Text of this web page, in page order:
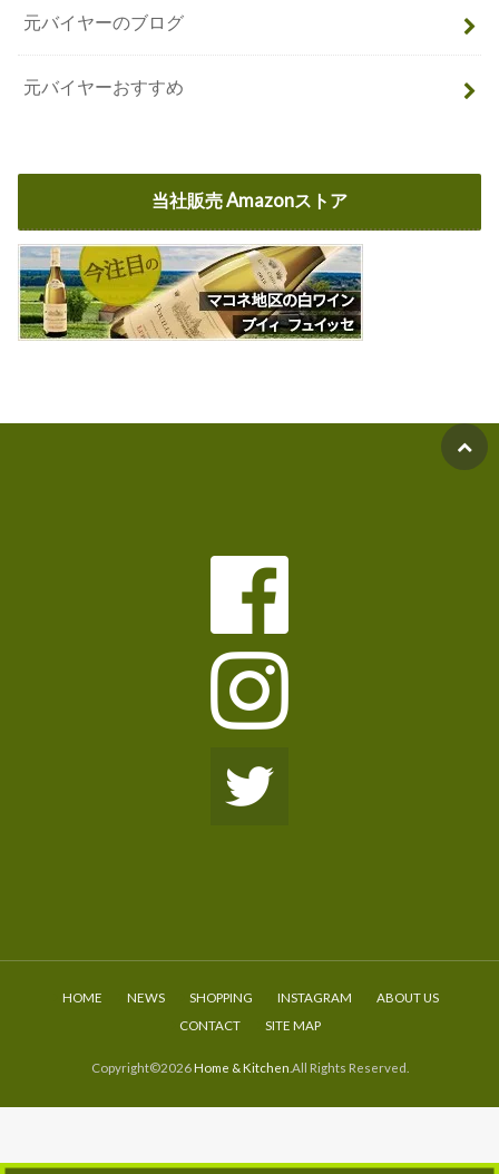
元バイヤーのブログ
元バイヤーおすすめ
当社販売 Amazonストア
HOME NEWS SHOPPING INSTAGRAM
ABOUT US
CONTACT
SITE MAP
Copyright©2026Home & Kitchen .All Rights Reserved.